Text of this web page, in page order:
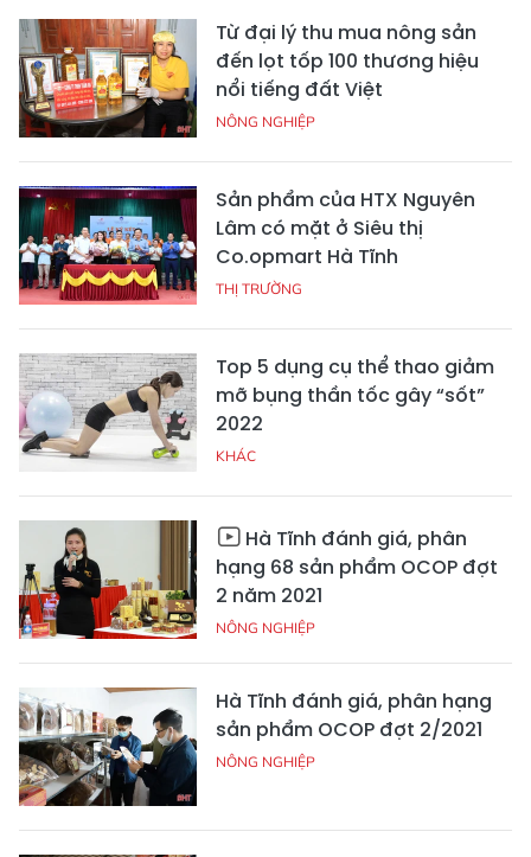
Từ đại lý thu mua nông sản
đến lọt tốp 100 thương hiệu
nổi tiếng đất Việt
NÔNG NGHIỆP
Sản phẩm của HTX Nguyên
Lâm có mặt ở Siêu thị
Co.opmart Hà Tĩnh
THỊ TRƯỜNG
Top 5 dụng cụ thể thao giảm
mỡ bụng thần tốc gây “sốt”
2022
KHÁC
Hà Tĩnh đánh giá, phân
hạng 68 sản phẩm OCOP đợt
2 năm 2021
NÔNG NGHIỆP
Hà Tĩnh đánh giá, phân hạng
sản phẩm OCOP đợt 2/2021
NÔNG NGHIỆP